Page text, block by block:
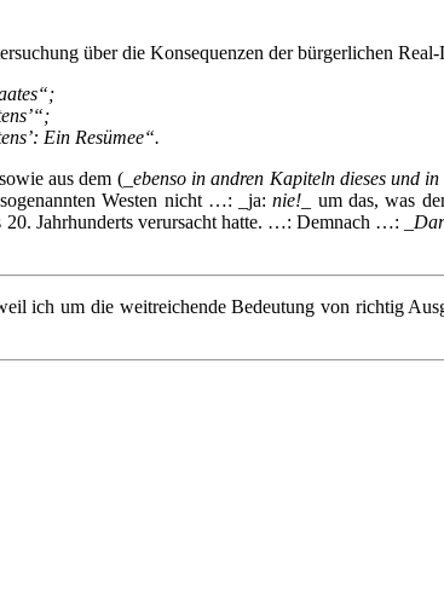
über die Konsequenzen der bürgerlichen
;
;
Ein Resümee“.
aus dem (_ ebenso in andren Kapiteln dieses und
Westen nicht …: _ja:nie! _ um das, was
Jahrhunderts verursacht hatte. …: Demnach …: _
ich um die weitreichende Bedeutung von richtig